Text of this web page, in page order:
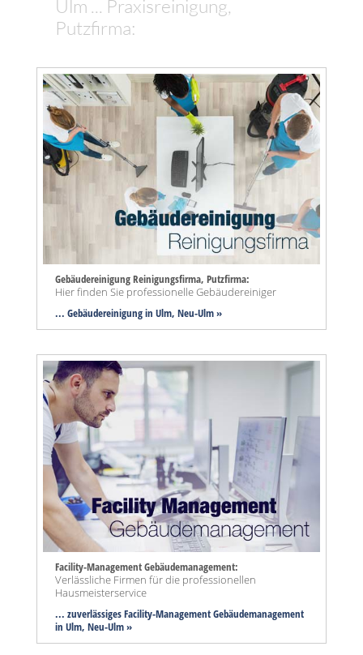
Ulm ... Praxisreinigung,
Putzfirma:
Gebäudereinigung Reinigungsfirma, Putzfirma:
Hier finden Sie professionelle Gebäudereiniger
... Gebäudereinigung in Ulm, Neu-Ulm »
Facility-Management Gebäudemanagement:
Verlässliche Firmen für die professionellen
Hausmeisterservice
... zuverlässiges Facility-Management Gebäudemanagement
in Ulm, Neu-Ulm »